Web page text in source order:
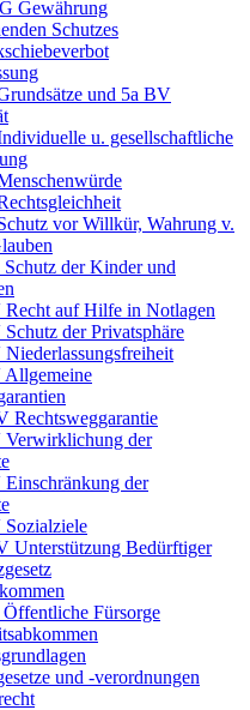
Gewährung
Schutzes
und 5a BV
u. gesellschaftliche
vor Willkür, Wahrung v.
der Kinder und
auf Hilfe in Notlagen
der Privatsphäre
Rechtsweggarantie
der
der
Unterstützung Bedürftiger
Fürsorge
und -verordnungen